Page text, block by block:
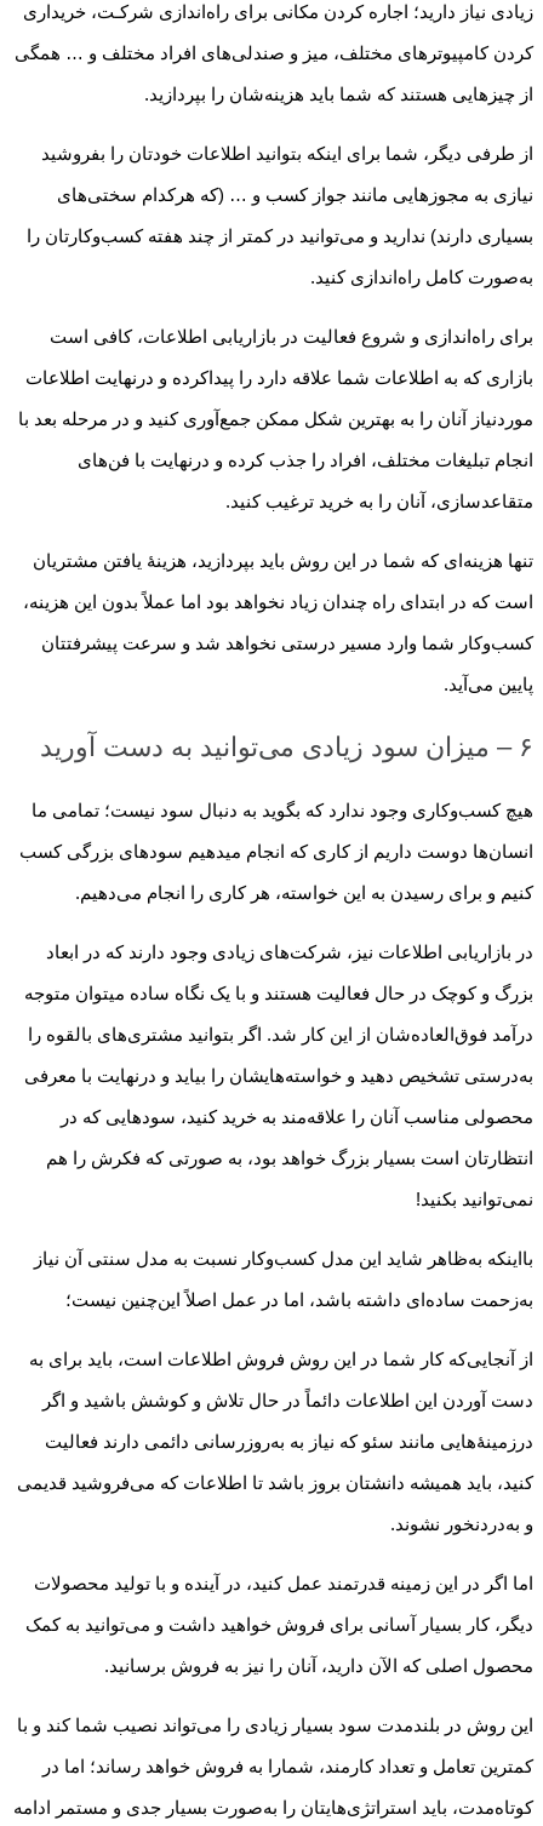
زیادی نیاز دارید؛ اجاره کردن مکانی برای راه‌اندازی شرکـت، خریداری
کردن کامپیوترهای مختلف، میز و صندلی‌های افراد مختلف و … همگی
از چیزهایی هستند که شما باید هزینه‌شان را بپردازید.
از طرفی دیگر، شما برای اینکه بتوانید اطلاعات خودتان را بفروشید
نیازی به مجوزهایی مانند جواز کسب و … (که هرکدام سختی‌های
بسیاری دارند) ندارید و می‌توانید در کمتر از چند هفته کسب‌وکارتان را
به‌صورت کامل راه‌اندازی کنید.
برای راه‌اندازی و شروع فعالیت در بازاریابی اطلاعات، کافی است
بازاری که به اطلاعات شما علاقه دارد را پیداکرده و درنهایت اطلاعات
موردنیاز آنان را به بهترین شکل ممکن جمع‌آوری کنید و در مرحله بعد با
انجام تبلیغات مختلف، افراد را جذب کرده و درنهایت با فن‌های
متقاعدسازی، آنان را به خرید ترغیب کنید.
تنها هزینه‌ای که شما در این روش باید بپردازید، هزینهٔ یافتن مشتریان
است که در ابتدای راه چندان زیاد نخواهد بود اما عملاً بدون این هزینه،
کسب‌وکار شما وارد مسیر درستی نخواهد شد و سرعت پیشرفتتان
پایین می‌آید.
۶ – میزان سود زیادی می‌توانید به دست آورید
هیچ کسب‌وکاری وجود ندارد که بگوید به دنبال سود نیست؛ تمامی ما
انسان‌ها دوست داریم از کاری که انجام می­دهیم سودهای بزرگی کسب
کنیم و برای رسیدن به این خواسته، هر کاری را انجام می‌دهیم.
در بازاریابی اطلاعات نیز، شرکت‌های زیادی وجود دارند که در ابعاد
بزرگ و کوچک در حال فعالیت هستند و با یک نگاه ساده می­توان متوجه
درآمد فوق‌العاده‌شان از این کار شد. اگر بتوانید مشتری‌های بالقوه را
به‌درستی تشخیص دهید و خواسته‌هایشان را بیاید و درنهایت با معرفی
محصولی مناسب آنان را علاقه‌مند به خرید کنید، سودهایی که در
انتظارتان است بسیار بزرگ خواهد بود، به صورتی که فکرش را هم
نمی‌توانید بکنید!
بااینکه به‌ظاهر شاید این مدل کسب‌وکار نسبت به مدل سنتی آن نیاز
به‌زحمت ساده‌ای داشته باشد، اما در عمل اصلاً این‌چنین نیست؛
از آنجایی‌که کار شما در این روش فروش اطلاعات است، باید برای به
دست آوردن این اطلاعات دائماً در حال تلاش و کوشش باشید و اگر
درزمینهٔ‌هایی مانند سئو که نیاز به به‌روزرسانی دائمی دارند فعالیت
کنید، باید همیشه دانشتان بروز باشد تا اطلاعات که می‌فروشید قدیمی
و به‌دردنخور نشوند.
اما اگر در این زمینه قدرتمند عمل کنید، در آینده و با تولید محصولات
دیگر، کار بسیار آسانی برای فروش خواهید داشت و می‌توانید به کمک
محصول اصلی که الآن دارید، آنان را نیز به فروش برسانید.
این روش در بلندمدت سود بسیار زیادی را می‌تواند نصیب شما کند و با
کمترین تعامل و تعداد کارمند، شمارا به فروش خواهد رساند؛ اما در
کوتاه‌مدت، باید استراتژی‌هایتان را به‌صورت بسیار جدی و مستمر ادامه